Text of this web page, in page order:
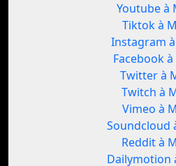
Youtube à
Tiktok à
Instagram
Facebook
Twitter à
Twitch à
Vimeo à
Soundcloud
Reddit à
Dailymotion